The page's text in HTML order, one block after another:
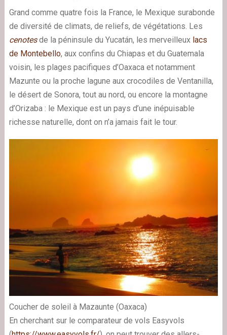
Grand comme quatre fois la France, le Mexique surabonde
de diversité de climats, de reliefs, de végétations. Les
cenotes de la péninsule du Yucatán, les merveilleux lacs
de Montebello, aux confins du Chiapas et du Guatemala
voisin, les plages pacifiques d’Oaxaca et notamment
Mazunte ou la proche lagune aux crocodiles de Ventanilla,
le désert de Sonora, tout au nord, ou encore la montagne
d’Orizaba : le Mexique est un pays d’une inépuisable
richesse naturelle, dont on n’a jamais fait le tour.
Coucher de soleil à Mazaunte (Oaxaca)
En cherchant sur le comparateur de vols Easyvols